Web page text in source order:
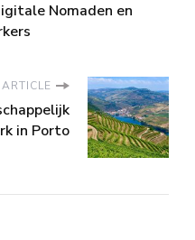
Nomaden en
in Porto